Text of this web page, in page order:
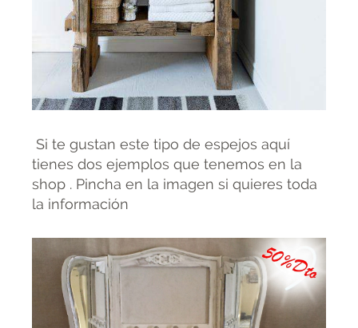
Si te gustan este tipo de espejos aquí
tienes dos ejemplos que tenemos en la
shop . Pincha en la imagen si quieres toda
la información